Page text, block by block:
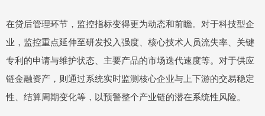
在贷后管理环节，监控指标变得更为动态和前瞻。对于科技型企
业，监控重点延伸至研发投入强度、核心技术人员流失率、关键
专利的申请与维护状态、主要产品的市场迭代速度等。对于供应
链金融资产，则通过系统实时监测核心企业与上下游的交易稳定
性、结算周期变化等，以预警整个产业链的潜在系统性风险。